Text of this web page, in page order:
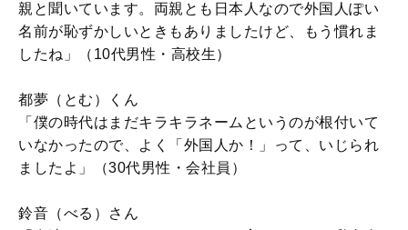
親と聞いています。両親とも日本人なので外国人ぽい
名前が恥ずかしいときもありましたけど、もう慣れま
したね」（10代男性・高校生）
都夢（とむ）くん
「僕の時代はまだキラキラネームというのが根付いて
いなかったので、よく「外国人か！」って、いじられ
ましたよ」（30代男性・会社員）
鈴音（べる）さん